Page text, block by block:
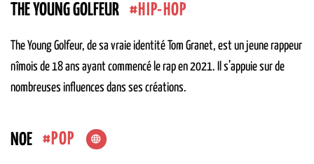
THE YOUNG GOLFEUR HIP-HOP
The Young Golfeur, de sa vraie identité Tom Granet, est un jeune rappeur
nîmois de 18 ans ayant commencé le rap en 2021. Il s’appuie sur de
nombreuses influences dans ses créations.
NOE POP